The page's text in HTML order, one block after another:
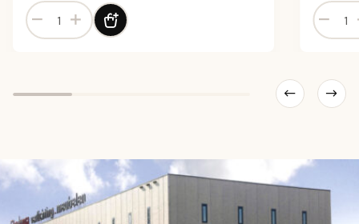
Plafondspot Maxi Rebel wit gu10 IP44 aantal